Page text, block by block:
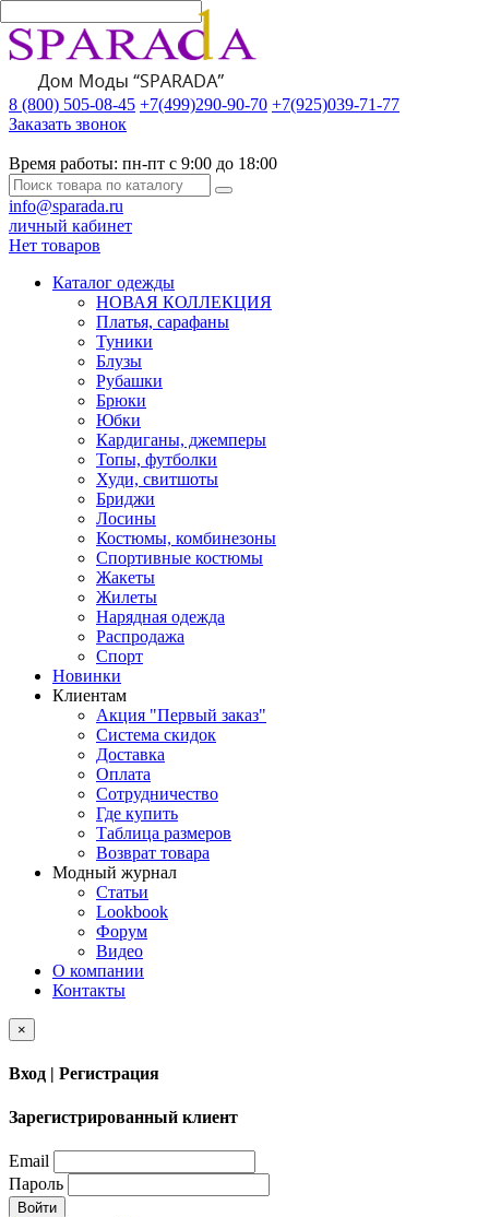
8 (800) 505-08-45 +7(499)290-90-70 +7(925)039-71-77
Заказать звонок
Время работы: пн-пт с 9:00 до 18:00
info@sparada.ru
личный кабинет
Нет товаров
Каталог одежды
НОВАЯ КОЛЛЕКЦИЯ
Платья, сарафаны
Туники
Блузы
Рубашки
Брюки
Юбки
Кардиганы, джемперы
Топы, футболки
Худи, свитшоты
Бриджи
Лосины
Костюмы, комбинезоны
Спортивные костюмы
Жакеты
Жилеты
Нарядная одежда
Распродажа
Спорт
Новинки
Клиентам
Акция "Первый заказ"
Система скидок
Доставка
Оплата
Сотрудничество
Где купить
Таблица размеров
Возврат товара
Модный журнал
Статьи
Lookbook
Форум
Видео
О компании
Контакты
×
Вход | Регистрация
Зарегистрированный клиент
Email
Пароль
Войти